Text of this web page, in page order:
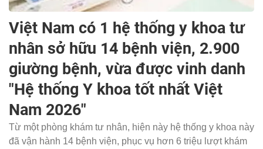
Việt Nam có 1 hệ thống y khoa tư
nhân sở hữu 14 bệnh viện, 2.900
giường bệnh, vừa được vinh danh
"Hệ thống Y khoa tốt nhất Việt
Nam 2026"
Từ một phòng khám tư nhân, hiện này hệ thống y khoa này
đã vận hành 14 bệnh viện, phục vụ hơn 6 triệu lượt khám